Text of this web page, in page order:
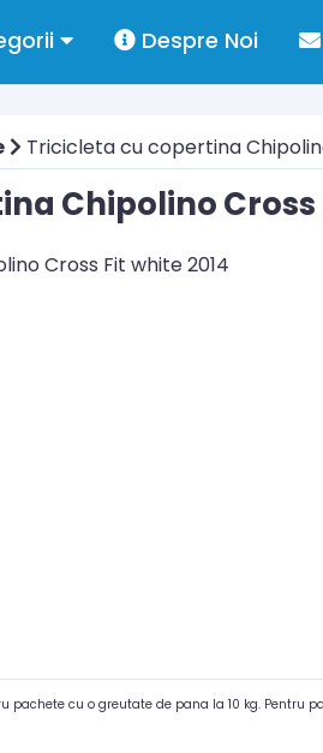
Despre Noi
Tricicleta cu copertina
Chipolino Cross
pachete cu o greutate de pana la 10 kg. Pentru